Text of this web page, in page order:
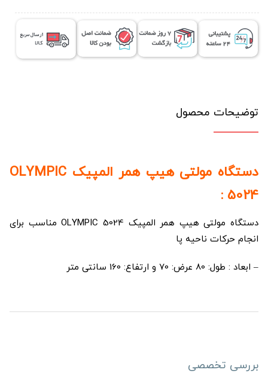
توضیحات محصول
دستگاه مولتی هیپ همر المپیک OLYMPIC
5024 :
دستگاه مولتی هیپ همر المپیک OLYMPIC 5024 مناسب برای
انجام حرکات ناحیه پا
– ابعاد : طول: 80 عرض: 70 و ارتفاع: 160 سانتی متر
بررسی تخصصی